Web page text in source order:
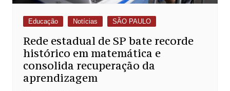
Educação Notícias SÃO PAULO
Rede estadual de SP bate recorde
histórico em matemática e
consolida recuperação da
aprendizagem